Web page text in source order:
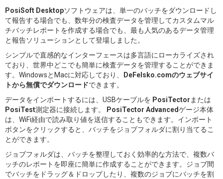
PosiSoft Desktopソフトウェアは、単一のバッチをダウンロードし
て報告する場合でも、数年分の検査データを管理してカスタムマル
チバッチレポートを作成する場合でも、最も人気のあるデータ管理
と報告ソリューションとして登場しました。
シンプルで直感的なインターフェースは多言語にローカライズされ
ており、世界中どこでも簡単に検査データを管理することができま
す。WindowsとMacに対応しており、 DeFelsko.comのウェブサイ
トから無償でダウンロードできます。
データをインポートするには、USBケーブルを PosiTector または
PosiTest測定器に接続します。 PosiTector Advancedゲージ本体
は、WiFi経由で読み取り値を送信することもできます。インポート
ボタンをクリックすると、バッチをジョブフォルダに割り当てるこ
とができます。
ジョブフォルダは、バッチを整理しておく効率的な方法で、複数バ
ッチのレポートを即座に簡単に作成することができます。ジョブ間
でバッチをドラッグ＆ドロップしたり、複数のジョブにバッチを割